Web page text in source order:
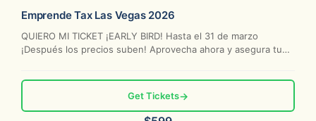
Emprende Tax Las Vegas 2026
QUIERO MI TICKET ¡EARLY BIRD! Hasta el 31 de marzo
¡Después los precios suben! Aprovecha ahora y asegura tu
Get Tickets→